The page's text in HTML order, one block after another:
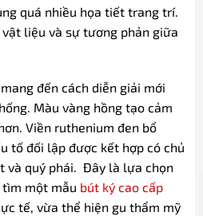
quá nhiều họa tiết trang trí.
liệu và sự tương phản giữa
đến cách diễn giải mới
Màu vàng hồng tạo cảm
Viền ruthenium đen bổ
tố đối lập được kết hợp có chủ
và quý phái. Đây là lựa chọn
tìm một mẫu bút ký cao cấp
tế, vừa thể hiện gu thẩm mỹ